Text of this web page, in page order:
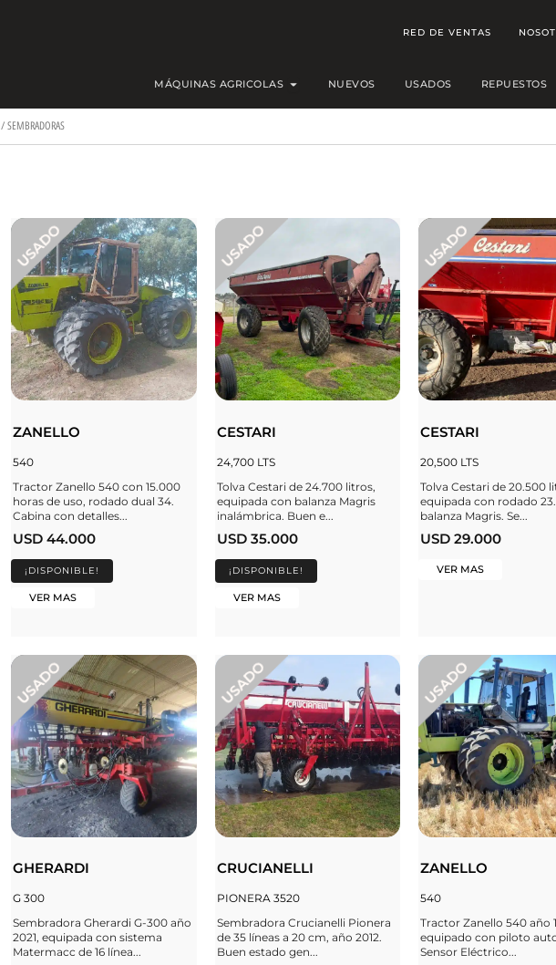
RED DE VENTAS
MÁQUINAS AGRICOLAS Open MÁQUINAS AGRICOLAS
NUEVOS USADOS REPUESTOS
/ SEMBRADORAS
ZANELLO
540
Tractor Zanello 540 con 15.000
horas de uso, rodado dual 34.
Cabina con detalles...
USD 44.000
¡DISPONIBLE!
VER MAS
CESTARI
24,700 LTS
Tolva Cestari de 24.700 litros,
equipada con balanza Magris
inalámbrica. Buen e...
USD 35.000
¡DISPONIBLE!
VER MAS
CESTARI
20,500 LTS
Tolva Cestari de 20.500
equipada con rodado
balanza Magris. Se...
USD 29.000
VER MAS
GHERARDI
G 300
Sembradora Gherardi G-300 año
2021, equipada con sistema
Matermacc de 16 línea...
CRUCIANELLI
PIONERA 3520
Sembradora Crucianelli Pionera
de 35 líneas a 20 cm, año 2012.
Buen estado gen...
ZANELLO
540
Tractor Zanello 540 año
equipado con piloto
Sensor Eléctrico...